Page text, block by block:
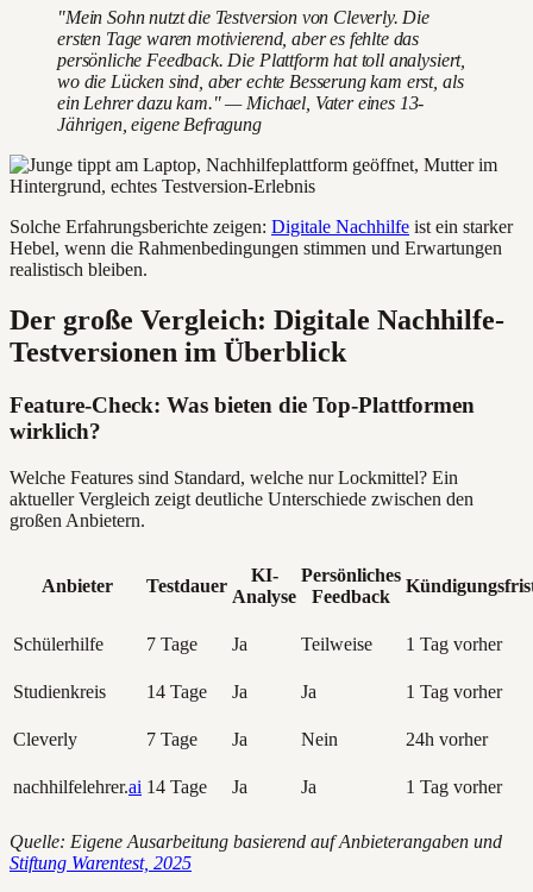
"Mein Sohn nutzt die Testversion von Cleverly. Die
ersten Tage waren motivierend, aber es fehlte das
persönliche Feedback. Die Plattform hat toll analysiert,
wo die Lücken sind, aber echte Besserung kam erst, als
ein Lehrer dazu kam." — Michael, Vater eines 13-
Jährigen, eigene Befragung
Solche Erfahrungsberichte zeigen: Digitale Nachhilfe ist ein starker
Hebel, wenn die Rahmenbedingungen stimmen und Erwartungen
realistisch bleiben.
Der große Vergleich: Digitale Nachhilfe-
Testversionen im Überblick
Feature-Check: Was bieten die Top-Plattformen
wirklich?
Welche Features sind Standard, welche nur Lockmittel? Ein
aktueller Vergleich zeigt deutliche Unterschiede zwischen den
großen Anbietern.
Anbieter Testdauer
KI-
Analyse
Persönliches
Feedback
Schülerhilfe 7 Tage Ja Teilweise 1 Tag vorher
Studienkreis 14 Tage Ja Ja 1 Tag vorher
Cleverly 7 Tage Ja Nein 24h vorher
nachhilfelehrer.ai 14 Tage Ja Ja 1 Tag vorher
Quelle: Eigene Ausarbeitung basierend auf Anbieterangaben und
Stiftung Warentest, 2025